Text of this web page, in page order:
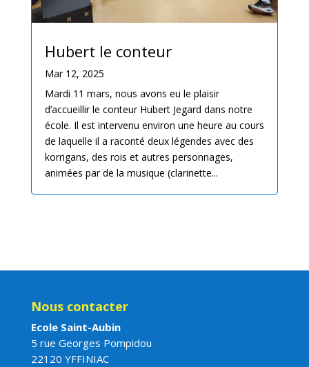
Hubert le conteur
Mar 12, 2025
Mardi 11 mars, nous avons eu le plaisir
d’accueillir le conteur Hubert Jegard dans notre
école. Il est intervenu environ une heure au cours
de laquelle il a raconté deux légendes avec des
korrigans, des rois et autres personnages,
animées par de la musique (clarinette...
Nous contacter
Ecole Saint-Aubin
5 rue Georges Pompidou
22120 YFFINIAC